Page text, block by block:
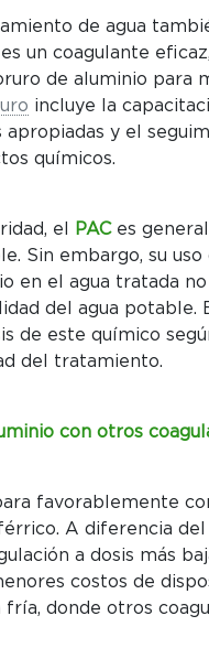
de agua
un coagulante
de aluminio para
incluye la
y el
químicos.
el PAC es
Sin embargo, su
en el agua tratada
del agua potable.
de este químico
del tratamiento.
con otros
favorablemente
A diferencia
a dosis más
costos de
fría, donde otros